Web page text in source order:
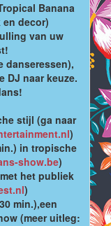
Banana
decor)
van uw
danseressen),
DJ naar keuze.
stijl (ga naar
)
in tropische
show.be)
het publiek
)
min.),een
(meer uitleg: